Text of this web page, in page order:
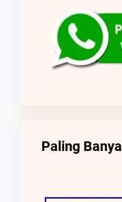
Paling